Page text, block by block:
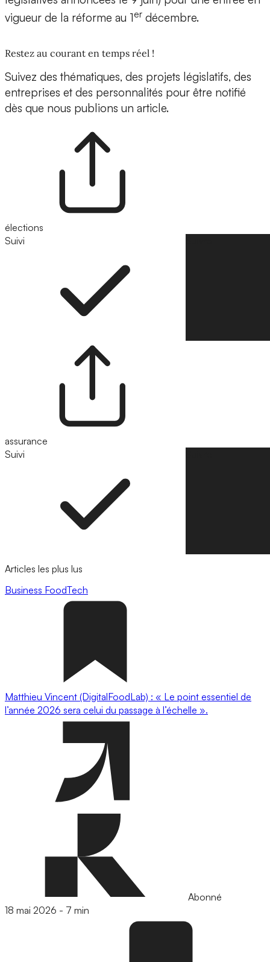
vigueur de la réforme au 1er décembre.
Restez au courant en temps réel !
Suivez des thématiques, des projets législatifs, des
entreprises et des personnalités pour être notifié
dès que nous publions un article.
élections
Suivi
assurance
Suivi
Articles les plus lus
Business FoodTech
Matthieu Vincent (DigitalFoodLab) : « Le point essentiel de
l’année 2026 sera celui du passage à l’échelle ».
Abonné
18 mai 2026 - 7 min